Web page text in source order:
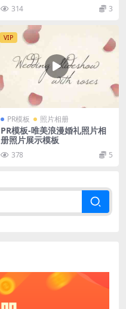
314 3
VIP
PR模板 照片相册
PR模板-唯美浪漫婚礼照片相
册照片展示模板
378 5